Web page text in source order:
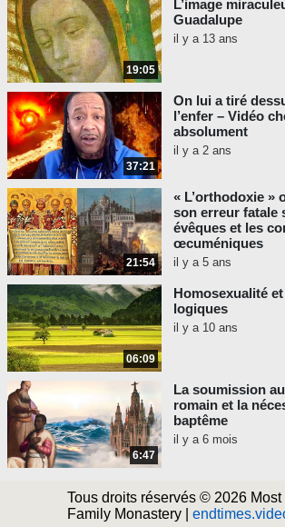
19:05
L’image
Guadalupe
il y a 13 ans
37:21
On lui a tiré
l’enfer – Vidéo
absolument
il y a 2 ans
21:54
« L’orthodoxie »
son erreur fatale
évêques et les
œcuméniques
il y a 5 ans
06:09
Homosexualité
logiques
il y a 10 ans
6:47
La soumission
romain et la
baptême
il y a 6 mois
Tous droits réservés © 2026
Family Monastery |